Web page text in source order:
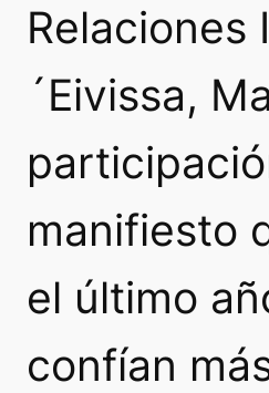
Relaciones
´Eivissa,
manifiesto
el último
confían